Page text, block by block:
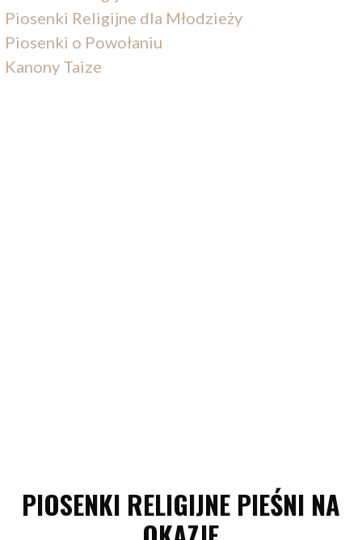
Piosenki Religijne dla Młodzieży
Piosenki o Powołaniu
Kanony Taize
PIOSENKI RELIGIJNE PIEŚNI NA